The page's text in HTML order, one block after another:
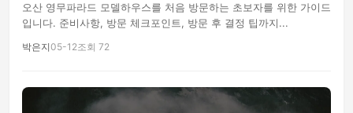
오산 영무파라드 모델하우스를 처음 방문하는 초보자를 위한 가이드
입니다. 준비사항, 방문 체크포인트, 방문 후 결정 팁까지...
박은지05-12조회 72